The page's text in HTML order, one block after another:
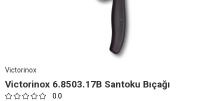
Victorinox
Victorinox 6.8503.17B Santoku Bıçağı
0.0